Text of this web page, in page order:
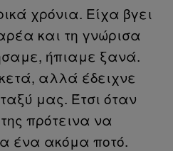
χρόνια. Είχα βγει
και τη γνώρισα
ήπιαμε ξανά.
αλλά έδειχνε
μας. Έτσι όταν
πρότεινα να
ένα ακόμα ποτό.